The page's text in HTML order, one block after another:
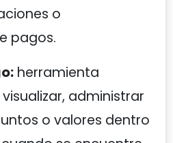
o
pagos.
herramienta
administrar
o valores dentro